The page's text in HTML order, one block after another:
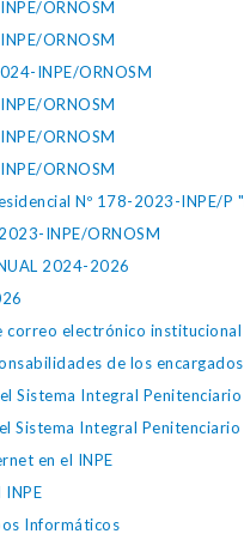
ORNOSM
ORNOSM
INPE/ORNOSM
ORNOSM
ORNOSM
ORNOSM
Nº 178-2023-INPE/P
INPE/ORNOSM
2024-2026
electrónico institucional
de los
Sistema Integral Penitenciario
Sistema Integral
en el INPE
INPE
Informáticos